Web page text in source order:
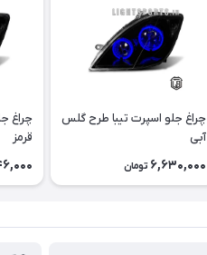
چراغ جلو اسپرت تیبا طرح گلس
آبی
6,630,000 تومان
چراغ
قرمز